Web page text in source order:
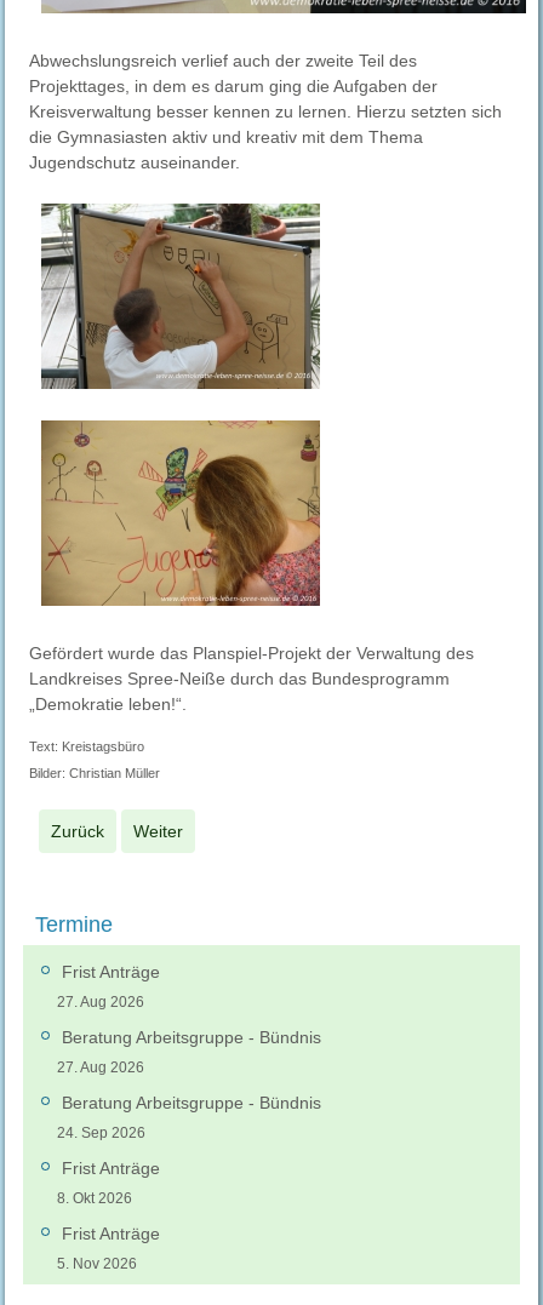
Abwechslungsreich verlief auch der zweite Teil des
Projekttages, in dem es darum ging die Aufgaben der
Kreisverwaltung besser kennen zu lernen. Hierzu setzten sich
die Gymnasiasten aktiv und kreativ mit dem Thema
Jugendschutz auseinander.
Gefördert wurde das Planspiel-Projekt der Verwaltung des
Landkreises Spree-Neiße durch das Bundesprogramm
„Demokratie leben!“.
Text: Kreistagsbüro
Bilder: Christian Müller
Zurück Weiter
Termine
Frist Anträge
27. Aug 2026
Beratung Arbeitsgruppe - Bündnis
27. Aug 2026
Beratung Arbeitsgruppe - Bündnis
24. Sep 2026
Frist Anträge
8. Okt 2026
Frist Anträge
5. Nov 2026